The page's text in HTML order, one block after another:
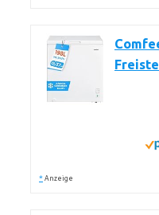
* Anzeige